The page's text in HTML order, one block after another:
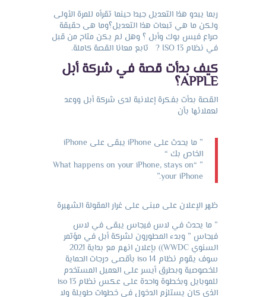
ربما يبدو هذا التعديل جيدا حينما تقرأه للمرة الأولى
ولكن ما هي تبعات هذا التعديل؟وما هى حقيقة
صراع فيس بوك وأبل ؟ وهل لم يكن متاح من قبل
في نظام ISO 13 ? تابع معانا القصة كاملة.
كيف بدأت قصة في شركة أبل
APPLE؟
القصة بدأت بفكرة إعلانية لدى شركة أبل ووعد
لعملائها بأن
” ما يحدث على iPhone يبقى على iPhone
الخاص بك “
” “What happens on your iPhone, stays on
your iPhone.”
ظهر الإعلان على مبنى على غرار المقولة الشهيرة
” ما يحدث في لاس فيجاس يبقى في لاس
فيجاس ” وبدء المطورون لشركة أبل في مؤتمر
السنوي WWDC)) بإعلان انهم مع بداية 2021
سوف يقوم نظام iso 14 بأقصى درجات الحماية
للخصوصية وبطرق أيسر على العميل المستخدم
للموبايل وبخطوة واحدة على عكس نظام iso 13
الذي كان يستلزم الدخول في خطوات طويلة ولا